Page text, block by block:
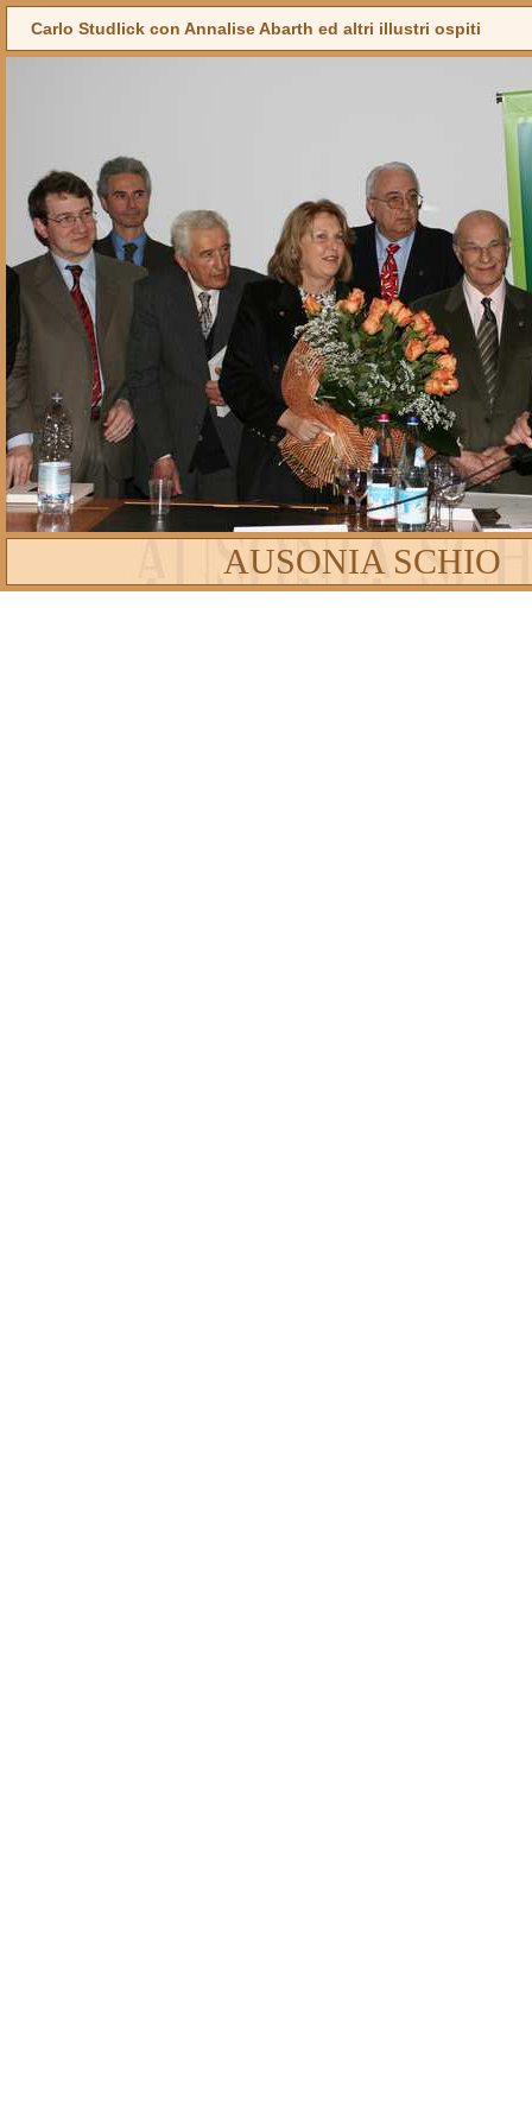
Carlo Studlick con Annalise Abarth ed altri illustri ospiti
AUSONIA SCHIO